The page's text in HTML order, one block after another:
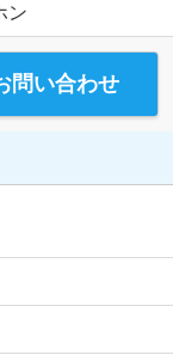
ン
問い合わせ